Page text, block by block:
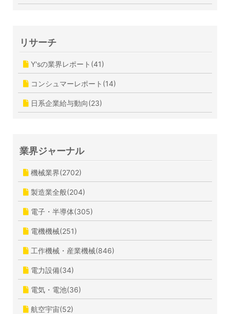
リサーチ
Y'sの業界レポート(41)
コンシュマーレポート(14)
日系企業給与動向(23)
業界ジャーナル
機械業界(2702)
製造業全般(204)
電子・半導体(305)
電機機械(251)
工作機械・産業機械(846)
電力設備(34)
電気・電池(36)
航空宇宙(52)